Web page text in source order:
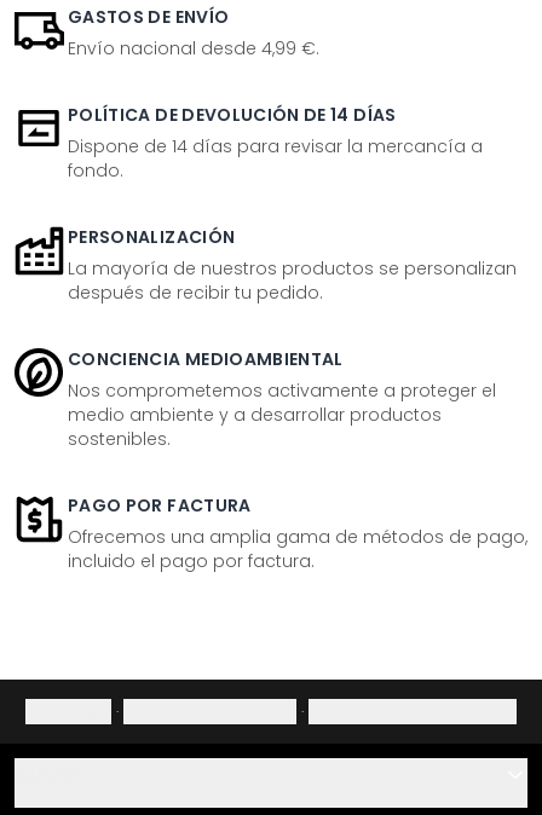
GASTOS DE ENVÍO
Envío nacional desde 4,99 €.
POLÍTICA DE DEVOLUCIÓN DE 14 DÍAS
Dispone de 14 días para revisar la mercancía a
fondo.
PERSONALIZACIÓN
La mayoría de nuestros productos se personalizan
después de recibir tu pedido.
CONCIENCIA MEDIOAMBIENTAL
Nos comprometemos activamente a proteger el
medio ambiente y a desarrollar productos
sostenibles.
PAGO POR FACTURA
Ofrecemos una amplia gama de métodos de pago,
incluido el pago por factura.
· ·